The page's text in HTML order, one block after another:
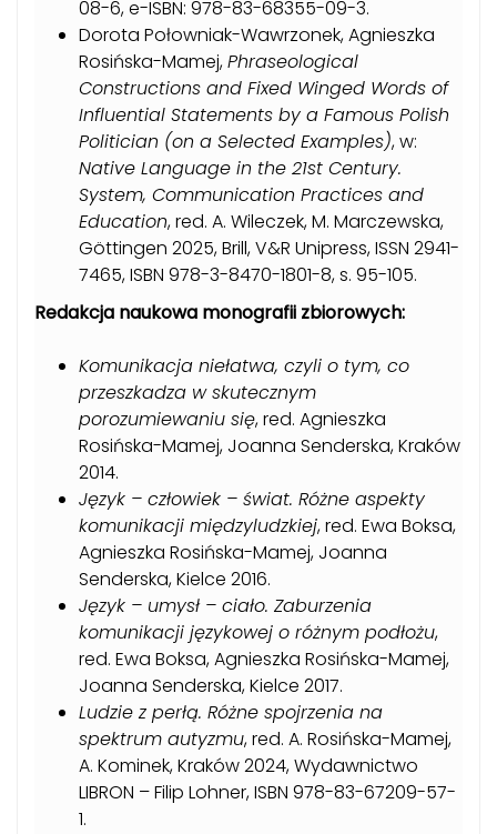
08-6, e-ISBN: 978-83-68355-09-3.
Dorota Połowniak-Wawrzonek, Agnieszka
Rosińska-Mamej,Phraseological
Constructions and Fixed Winged Words of
Influential Statements by a Famous Polish
Politician (on a Selected Examples), w:
Native Language in the 21st Century.
System, Communication Practices and
Education, red. A. Wileczek, M. Marczewska,
Göttingen 2025, Brill, V&R Unipress, ISSN 2941-
7465, ISBN 978-3-8470-1801-8, s. 95-105.
Redakcja naukowa monografii zbiorowych:
Komunikacja niełatwa, czyli o tym, co
przeszkadza w skutecznym
porozumiewaniu się, red. Agnieszka
Rosińska-Mamej, Joanna Senderska, Kraków
2014.
Język – człowiek – świat. Różne aspekty
komunikacji międzyludzkiej, red. Ewa Boksa,
Agnieszka Rosińska-Mamej, Joanna
Senderska, Kielce 2016.
Język – umysł – ciało. Zaburzenia
komunikacji językowej o różnym podłożu,
red. Ewa Boksa, Agnieszka Rosińska-Mamej,
Joanna Senderska, Kielce 2017.
Ludzie z perłą. Różne spojrzenia na
spektrum autyzmu, red. A. Rosińska-Mamej,
A. Kominek, Kraków 2024, Wydawnictwo
LIBRON – Filip Lohner, ISBN 978-83-67209-57-
1.